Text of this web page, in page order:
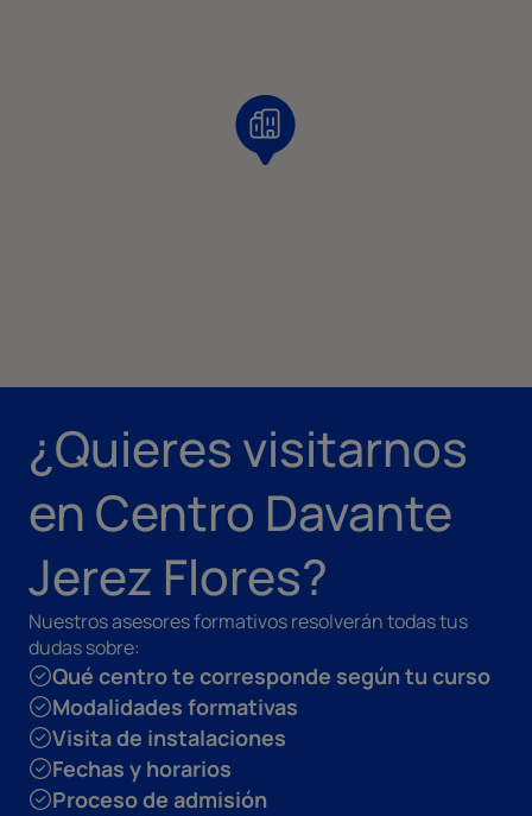
¿Quieres visitarnos
en Centro Davante
Jerez Flores?
Nuestros asesores formativos resolverán todas tus
dudas sobre:
Qué centro te corresponde según tu curso
Modalidades formativas
Visita de instalaciones
Fechas y horarios
Proceso de admisión